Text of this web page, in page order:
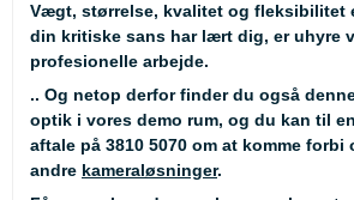
Vægt, størrelse, kvalitet og fleksibilitet
din kritiske sans har lært dig, er uhyre
profesionelle arbejde.
.. Og netop derfor finder du også
optik i vores demo rum, og du kan til
aftale på 3810 5070 om at komme forbi
andre kameraløsninger.